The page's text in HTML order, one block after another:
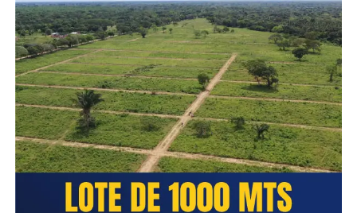
Estas iniciativas lideradas desde la Administración
Municipal buscan impulsar el crecimiento y la
sostenibilidad de los negocios locales, así como el
aprendizaje de nuevas habilidades empresariales.